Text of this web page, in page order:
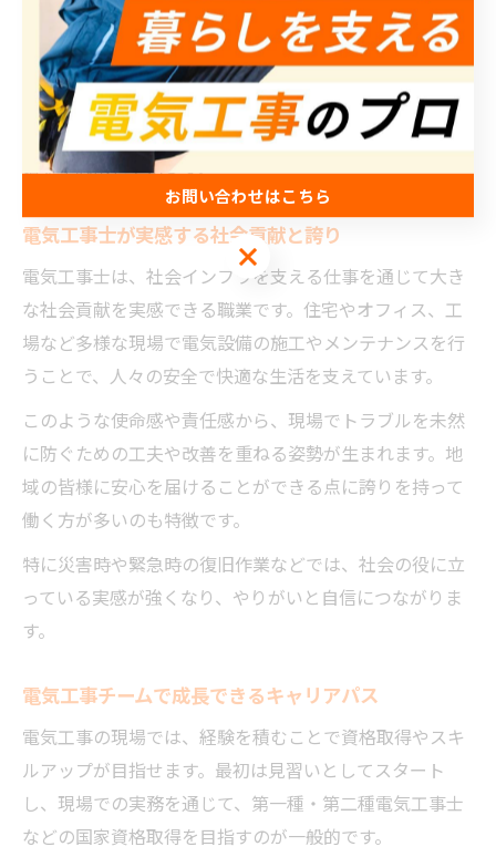
共にチームワークも深まります。
一方で、作業の正確さや安全管理が求められるため、ミ
スを防ぐための声かけやサポートが日常的に行われま
す。こうした協力体制が、安心して仕事に打ち込める環
境を生み出しています。
電気工事士が実感する社会貢献と誇り
電気工事士は、社会インフラを支える仕事を通じて大き
な社会貢献を実感できる職業です。住宅やオフィス、工
場など多様な現場で電気設備の施工やメンテナンスを行
うことで、人々の安全で快適な生活を支えています。
このような使命感や責任感から、現場でトラブルを未然
に防ぐための工夫や改善を重ねる姿勢が生まれます。地
域の皆様に安心を届けることができる点に誇りを持って
働く方が多いのも特徴です。
特に災害時や緊急時の復旧作業などでは、社会の役に立
っている実感が強くなり、やりがいと自信につながりま
す。
電気工事チームで成長できるキャリアパス
電気工事の現場では、経験を積むことで資格取得やスキ
ルアップが目指せます。最初は見習いとしてスタート
し、現場での実務を通じて、第一種・第二種電気工事士
などの国家資格取得を目指すのが一般的です。
お問い合わせはこちら
お問い合わせはこちら